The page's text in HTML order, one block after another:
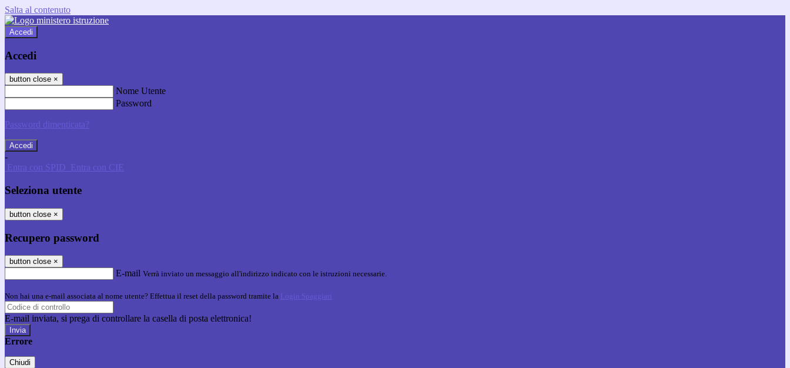
Salta al contenuto
Accedi
Accedi
button close ×
Nome Utente
Password
Password dimenticata?
-
Entra con SPID Entra con CIE
Seleziona utente
button close ×
Recupero password
button close ×
E-mail Verrà inviato un messaggio all'indirizzo indicato con le istruzioni necessarie.
Non hai una e-mail associata al nome utente? Effettua il reset della password tramite la Login Spaggiari
E-mail inviata, si prega di controllare la casella di posta elettronica!
Errore
Chiudi